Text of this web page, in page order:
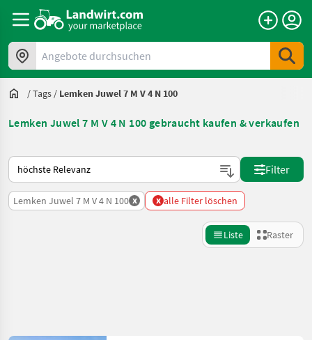
Angebote durchsuchen
/Tags / Lemken Juwel 7 M V 4 N 100
Lemken Juwel 7 M V 4 N 100 gebraucht kaufen & verkaufen
So wird auf Landwirt.com sortiert
Filter
Lemken Juwel 7 M V 4 N 100 x x alle Filter löschen
Liste Raster